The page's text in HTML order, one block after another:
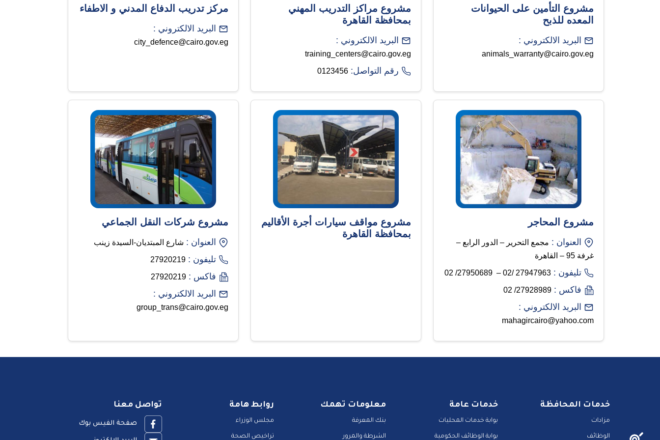
مشروع التأمين على الحيوانات
المعده للذبح
البريد الالكتروني :
animals_warranty@cairo.gov.eg
مشروع مراكز التدريب المهني
بمحافظة القاهرة
البريد الالكتروني :
training_centers@cairo.gov.eg
رقم التواصل: 0123456
مركز تدريب الدفاع المدني و الاطفاء
البريد الالكتروني :
city_defence@cairo.gov.eg
مشروع المحاجر
العنوان : مجمع التحرير – الدور الرابع –
غرفة 95 – القاهرة
تليفون : 27947963 /02 – 27950689/ 02
فاكس : 27928989/ 02
البريد الالكتروني :
mahagircairo@yahoo.com
مشروع مواقف سيارات أجرة الأقاليم
بمحافظة القاهرة
مشروع شركات النقل الجماعي
العنوان : شارع المبتديان-السيدة زينب
تليفون : 27920219
فاكس : 27920219
البريد الالكتروني :
group_trans@cairo.gov.eg
خدمات المحافظة
مزادات
الوظائف
خدمات عامة
بوابة خدمات المحليات
بوابة الوظائف الحكومية
معلومات تهمك
بنك المعرفة
الشرطة والمرور
روابط هامة
مجلس الوزراء
تراخيص الصحة
تواصل معنا
صفحة الفيس بوك